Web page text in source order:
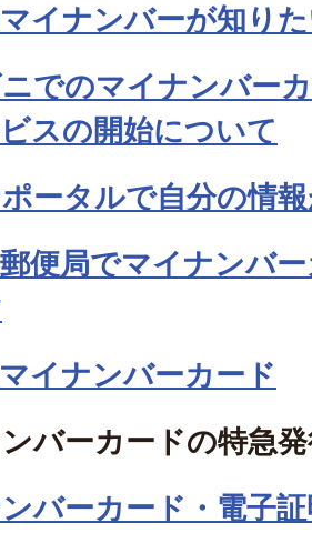
イナンバーが知り
でのマイナンバー
スの開始について
ータルで自分の情
便局でマイナンバ
イナンバーカード
バーカードの特急
バーカード・電子